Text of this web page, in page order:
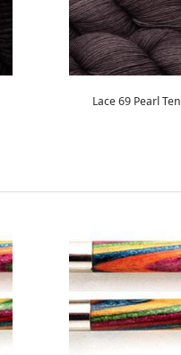
Lace 69 Pearl Ten